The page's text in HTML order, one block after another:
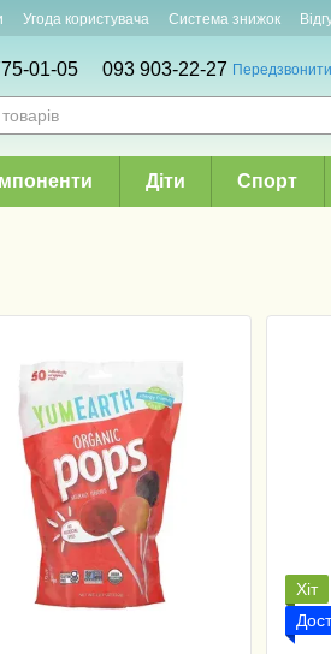
Угода користувача Система знижок
01-05 093 903-22-27
Діти Спорт
Хіт